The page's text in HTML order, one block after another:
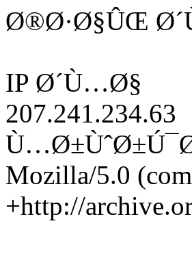
Ø®Ø·Ø§ÛŒ
IP Ø´Ù…Ø§
207.241.234.63
Mozilla/5.0
+http://